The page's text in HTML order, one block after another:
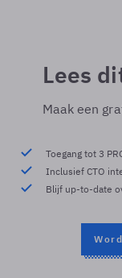
Lees
Maak een
Toegang tot 3
Inclusief CTO
Blijf up-to-date